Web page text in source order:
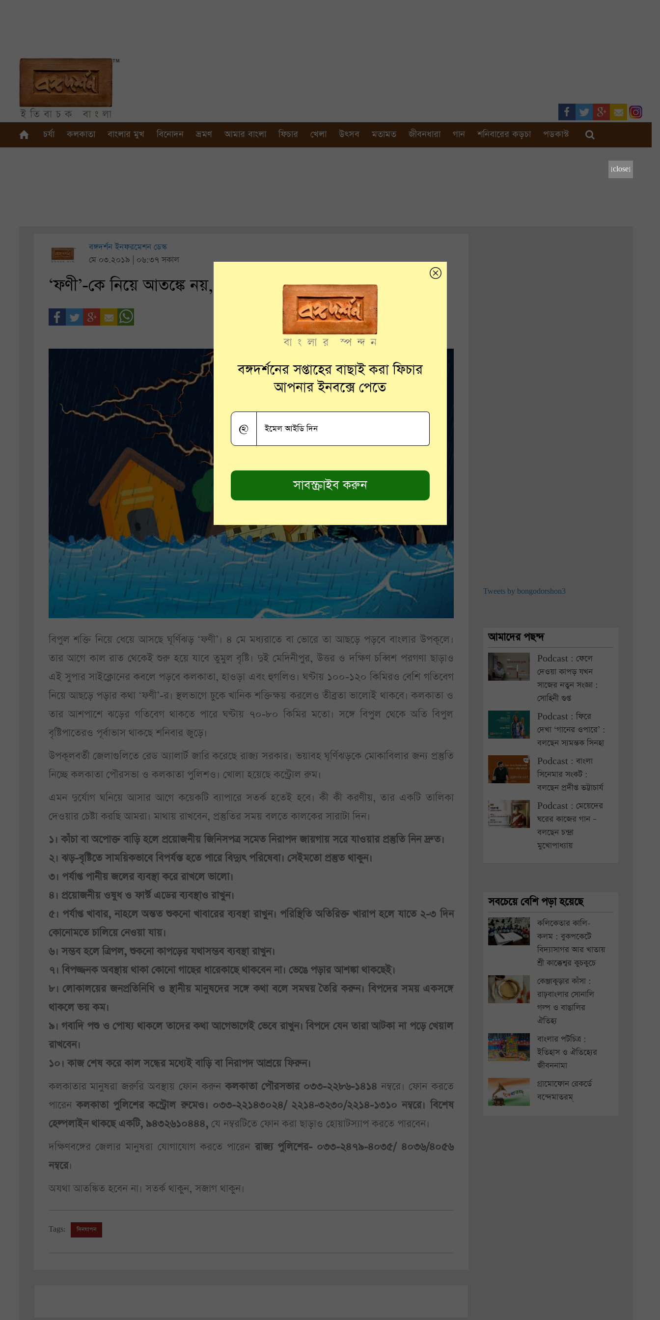
চর্যা কলকাতা বাংলার মুখ বিনোদন ভ্রমণ আমার বাংলা ফিচার খেলা উৎসব মতামত জীবনধারা গান শনিবারের কড়চা পডকাস্ট
[close]
বঙ্গদর্শন ইনফরমেশন ডেস্ক
মে ০৩.২০১৯ | ০৬:৩৭ সকাল
‘ফণী’-কে নিয়ে আতঙ্কে নয়, সতর্ক থাকুন
বিপুল শক্তি নিয়ে ধেয়ে আসছে ঘূর্ণিঝড় ‘ফণী’। ৪ মে মধ্যরাতে বা ভোরে তা আছড়ে পড়বে বাংলার উপকূলে।
তার আগে কাল রাত থেকেই শুরু হয়ে যাবে তুমুল বৃষ্টি। দুই মেদিনীপুর, উত্তর ও দক্ষিণ চব্বিশ পরগণা ছাড়াও
এই সুপার সাইক্লোনের কবলে পড়বে কলকাতা, হাওড়া এবং হুগলিও। ঘণ্টায় ১০০-১২০ কিমিরও বেশি গতিবেগ
নিয়ে আছড়ে পড়ার কথা ‘ফণী’-র। স্থলভাগে ঢুকে খানিক শক্তিক্ষয় করলেও তীব্রতা ভালোই থাকবে। কলকাতা ও
তার আশপাশে ঝড়ের গতিবেগ থাকতে পারে ঘণ্টায় ৭০-৮০ কিমির মতো। সঙ্গে বিপুল থেকে অতি বিপুল
বৃষ্টিপাতেরও পূর্বাভাস থাকছে শনিবার জুড়ে।
উপকূলবর্তী জেলাগুলিতে রেড অ্যালার্ট জারি করেছে রাজ্য সরকার। ভয়াবহ ঘূর্ণিঝড়কে মোকাবিলার জন্য প্রস্তুতি
নিচ্ছে কলকাতা পৌরসভা ও কলকাতা পুলিশও। খোলা হয়েছে কন্ট্রোল রুম।
এমন দুর্যোগ ঘনিয়ে আসার আগে কয়েকটি ব্যাপারে সতর্ক হতেই হবে। কী কী করণীয়, তার একটি তালিকা
দেওয়ার চেষ্টা করছি আমরা। মাথায় রাখবেন, প্রস্তুতির সময় বলতে কালকের সারাটা দিন।
১। কাঁচা বা অপোক্ত বাড়ি হলে প্রয়োজনীয় জিনিসপত্র সমেত নিরাপদ জায়গায় সরে যাওয়ার প্রস্তুতি নিন দ্রুত।
২। ঝড়-বৃষ্টিতে সাময়িকভাবে বিপর্যস্ত হতে পারে বিদ্যুৎ পরিষেবা। সেইমতো প্রস্তুত থাকুন।
৩। পর্যাপ্ত পানীয় জলের ব্যবস্থা করে রাখলে ভালো।
৪। প্রয়োজনীয় ওষুধ ও ফার্স্ট এডের ব্যবস্থাও রাখুন।
৫। পর্যাপ্ত খাবার, নাহলে অন্তত শুকনো খাবারের ব্যবস্থা রাখুন। পরিস্থিতি অতিরিক্ত খারাপ হলে যাতে ২-৩ দিন
কোনোমতে চালিয়ে নেওয়া যায়।
৬। সম্ভব হলে ত্রিপল, শুকনো কাপড়ের যথাসম্ভব ব্যবস্থা রাখুন।
৭। বিপজ্জনক অবস্থায় থাকা কোনো গাছের ধারেকাছে থাকবেন না। ভেঙে পড়ার আশঙ্কা থাকছেই।
৮। লোকালয়ের জনপ্রতিনিধি ও স্থানীয় মানুষদের সঙ্গে কথা বলে সমন্বয় তৈরি করুন। বিপদের সময় একসঙ্গে
থাকলে ভয় কম।
৯। গবাদি পশু ও পোষ্য থাকলে তাদের কথা আগেভাগেই ভেবে রাখুন। বিপদে যেন তারা আটকা না পড়ে খেয়াল
রাখবেন।
১০। কাজ শেষ করে কাল সন্ধের মধ্যেই বাড়ি বা নিরাপদ আশ্রয়ে ফিরুন।
কলকাতার মানুষরা জরুরি অবস্থায় ফোন করুন কলকাতা পৌরসভার ০৩৩-২২৮৬-১৪১৪ নম্বরে। ফোন করতে
পারেন কলকাতা পুলিশের কন্ট্রোল রুমেও। ০৩৩-২২১৪৩০২৪/ ২২১৪-৩২৩০/২২১৪-১৩১০ নম্বরে। বিশেষ
হেল্পলাইন থাকছে একটি, ৯৪৩২৬১০৪৪৪,যে নম্বরটিতে ফোন করা ছাড়াও হোয়াটস্যাপ করতে পারবেন।
দক্ষিণবঙ্গের জেলার মানুষরা যোগাযোগ করতে পারেন রাজ্য পুলিশের- ০৩৩-২৪৭৯-৪০৩৫/ ৪০৩৬/৪০৫৬
নম্বরে।
অযথা আতঙ্কিত হবেন না। সতর্ক থাকুন, সজাগ থাকুন।
Tags: দিনযাপন
Tweets by bongodorshon3
আমাদের পছন্দ
Podcast : ফেলে
দেওয়া কাপড় যখন
সাজের নতুন সংজ্ঞা :
সোহিনী গুপ্ত
Podcast : ফিরে
দেখা ‘গানের ওপারে’ :
বলছেন স্যমন্তক সিনহা
Podcast : বাংলা
সিনেমার সংকট :
বলছেন প্রদীপ্ত ভট্টাচার্য
Podcast : মেয়েদের
ঘরের কাজের গান –
বলছেন চন্দ্রা
মুখোপাধ্যায়
সবচেয়ে বেশি পড়া হয়েছে
কলিকেতার কালি-
কলম : বুকপকেটে
বিদ্যাসাগর আর খাতায়
শ্রী কাক্কেশ্বর কুচকুচে
কেঞ্জাকুড়ার কাঁসা :
রাঢ়বাংলার সোনালি
গল্প ও বাঙালির
ঐতিহ্য
বাংলার পটচিত্র :
ইতিহাস ও ঐতিহ্যের
জীবননামা
গ্রামোফোন রেকর্ডে
বন্দেমাতরম্
বঙ্গদর্শনের সপ্তাহের বাছাই করা ফিচার
আপনার ইনবক্সে পেতে
@